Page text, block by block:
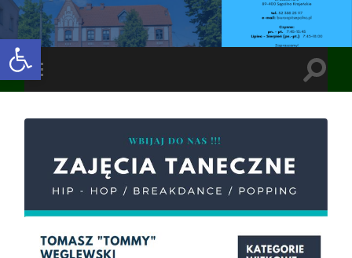
Open toolbar
Toggle
mobile
Toggle